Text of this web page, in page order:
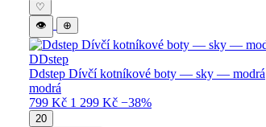
♡
👁
⊕
DDstep
Ddstep Dívčí kotníkové boty — sky — modrá
modrá
799 Kč 1 299 Kč −38%
20